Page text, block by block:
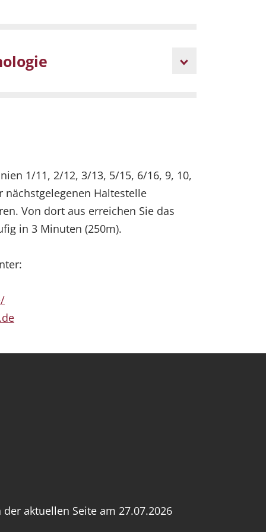
1/11, 2/12, 3/13, 5/15, 6/16, 9, 10,
nächstgelegenen Haltestelle
Von dort aus erreichen Sie das
in 3 Minuten (250m).
aktuellen Seite am 27.07.2026